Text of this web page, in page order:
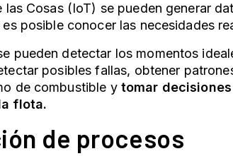
Cosas (IoT) se pueden generar
posible conocer las necesidades
pueden detectar los momentos
posibles fallas, obtener
de combustible y tomar
flota.
de procesos